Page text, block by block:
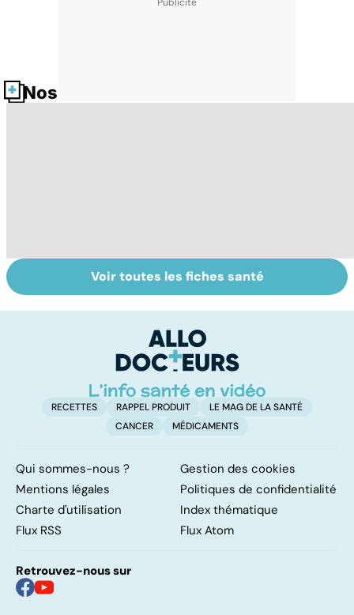
Nos fiches santé
Quand la maladie
entraîne la chute
Le lymphome, un
cancer peu
fréquent
Voir toutes les fiches santé
RECETTES RAPPEL PRODUIT
LE MAG DE LA SANTÉ
CANCER
MÉDICAMENTS
Qui sommes-nous ?
Gestion des cookies
Mentions légales
Politiques de confidentialité
Charte d'utilisation
Index thématique
Flux RSS
Flux Atom
Retrouvez-nous sur